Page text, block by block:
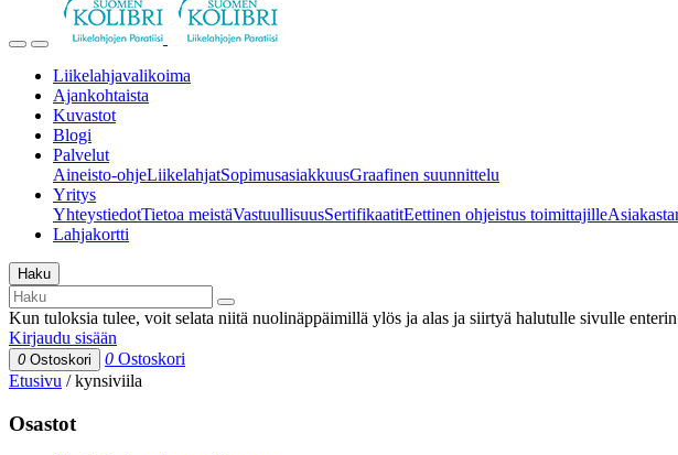
Liikelahjavalikoima
Ajankohtaista
Kuvastot
Blogi
Palvelut
Aineisto-ohjeLiikelahjatSopimusasiakkuusGraafinen suunnittelu
Yritys
YhteystiedotTietoa meistäVastuullisuusSertifikaatitEettinen ohjeistus toimittajille
Lahjakortti
Haku
Kun tuloksia tulee, voit selata niitä nuolinäppäimillä ylös ja alas ja siirtyä halutulle sivulle
Kirjaudu sisään
0 Ostoskori 0 Ostoskori
Etusivu /kynsiviila
Osastot